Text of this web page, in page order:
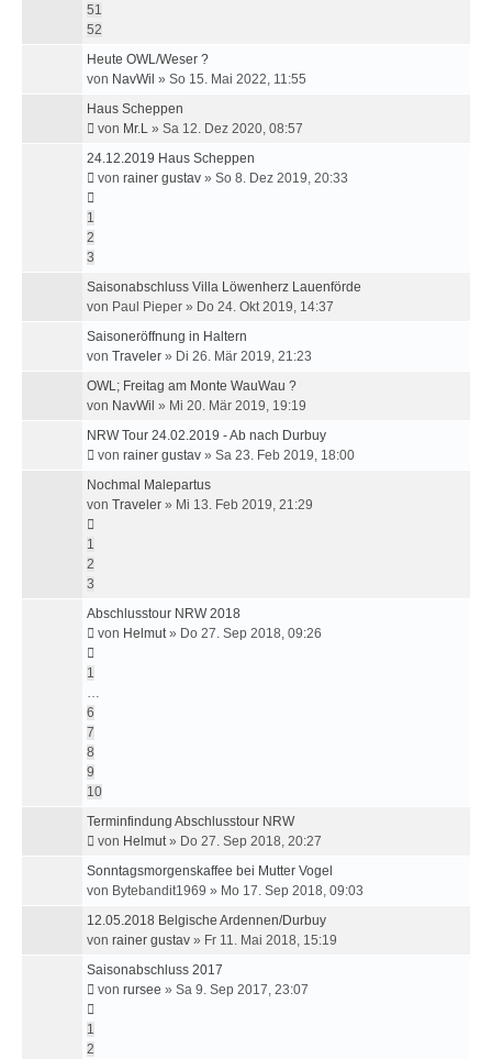
51
52
Heute OWL/Weser ?
von NavWil » So 15. Mai 2022, 11:55
Haus Scheppen
von Mr.L » Sa 12. Dez 2020, 08:57
24.12.2019 Haus Scheppen
von rainer gustav » So 8. Dez 2019, 20:33
1
2
3
Saisonabschluss Villa Löwenherz Lauenförde
von Paul Pieper » Do 24. Okt 2019, 14:37
Saisoneröffnung in Haltern
von Traveler » Di 26. Mär 2019, 21:23
OWL; Freitag am Monte WauWau ?
von NavWil » Mi 20. Mär 2019, 19:19
NRW Tour 24.02.2019 - Ab nach Durbuy
von rainer gustav » Sa 23. Feb 2019, 18:00
Nochmal Malepartus
von Traveler » Mi 13. Feb 2019, 21:29
1
2
3
Abschlusstour NRW 2018
von Helmut» Do 27. Sep 2018, 09:26
1
…
6
7
8
9
10
Terminfindung Abschlusstour NRW
von Helmut» Do 27. Sep 2018, 20:27
Sonntagsmorgenskaffee bei Mutter Vogel
von Bytebandit1969 » Mo 17. Sep 2018, 09:03
12.05.2018 Belgische Ardennen/Durbuy
von rainer gustav » Fr 11. Mai 2018, 15:19
Saisonabschluss 2017
von rursee » Sa 9. Sep 2017, 23:07
1
2